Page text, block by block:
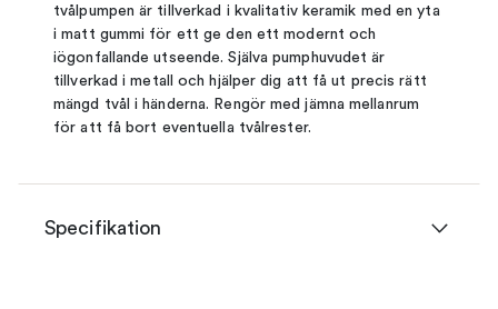
tvålpumpen är tillverkad i kvalitativ keramik med en yta
i matt gummi för ett ge den ett modernt och
iögonfallande utseende. Själva pumphuvudet är
tillverkad i metall och hjälper dig att få ut precis rätt
mängd tvål i händerna. Rengör med jämna mellanrum
för att få bort eventuella tvålrester.
Specifikation